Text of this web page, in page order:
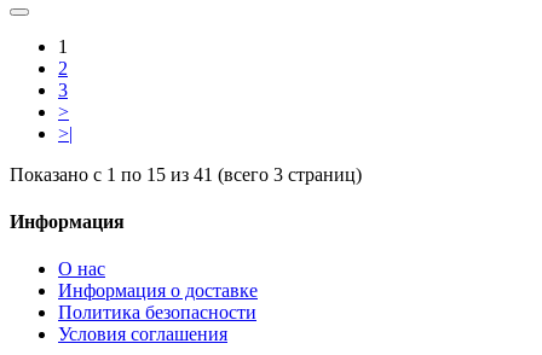
1
2
3
>
>|
Показано с 1 по 15 из 41 (всего 3 страниц)
Информация
О нас
Информация о доставке
Политика безопасности
Условия соглашения